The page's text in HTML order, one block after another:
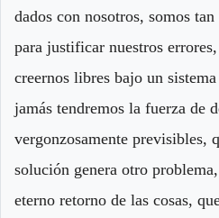
dados con nosotros, somos
para justificar nuestros
creernos libres bajo un
jamás tendremos la fuerza de
vergonzosamente previsibles,
solución genera otro
eterno retorno de las cosas,